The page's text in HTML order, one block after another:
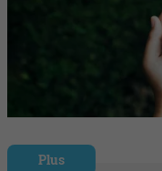
Plus